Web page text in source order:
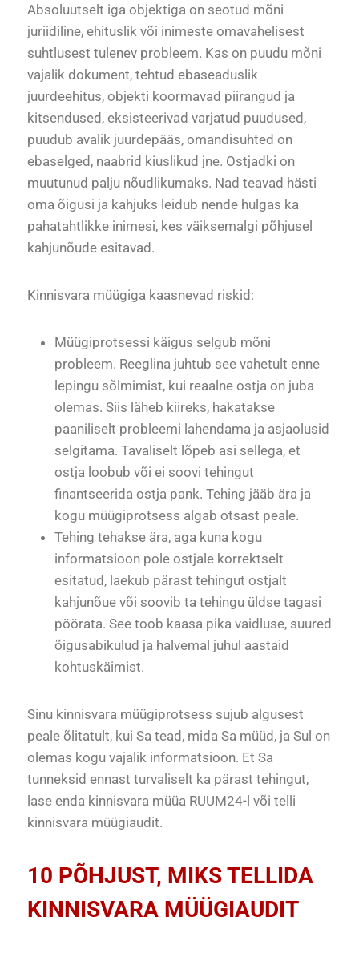
Absoluutselt iga objektiga on seotud mõni
juriidiline, ehituslik või inimeste omavahelisest
suhtlusest tulenev probleem. Kas on puudu mõni
vajalik dokument, tehtud ebaseaduslik
juurdeehitus, objekti koormavad piirangud ja
kitsendused, eksisteerivad varjatud puudused,
puudub avalik juurdepääs, omandisuhted on
ebaselged, naabrid kiuslikud jne. Ostjadki on
muutunud palju nõudlikumaks. Nad teavad hästi
oma õigusi ja kahjuks leidub nende hulgas ka
pahatahtlikke inimesi, kes väiksemalgi põhjusel
kahjunõude esitavad.
Kinnisvara müügiga kaasnevad riskid:
Müügiprotsessi käigus selgub mõni
probleem. Reeglina juhtub see vahetult enne
lepingu sõlmimist, kui reaalne ostja on juba
olemas. Siis läheb kiireks, hakatakse
paaniliselt probleemi lahendama ja asjaolusid
selgitama. Tavaliselt lõpeb asi sellega, et
ostja loobub või ei soovi tehingut
finantseerida ostja pank. Tehing jääb ära ja
kogu müügiprotsess algab otsast peale.
Tehing tehakse ära, aga kuna kogu
informatsioon pole ostjale korrektselt
esitatud, laekub pärast tehingut ostjalt
kahjunõue või soovib ta tehingu üldse tagasi
pöörata. See toob kaasa pika vaidluse, suured
õigusabikulud ja halvemal juhul aastaid
kohtuskäimist.
Sinu kinnisvara müügiprotsess sujub algusest
peale õlitatult, kui Sa tead, mida Sa müüd, ja Sul on
olemas kogu vajalik informatsioon. Et Sa
tunneksid ennast turvaliselt ka pärast tehingut,
lase enda kinnisvara müüa RUUM24-l või telli
kinnisvara müügiaudit.
10 PÕHJUST, MIKS TELLIDA
KINNISVARA MÜÜGIAUDIT